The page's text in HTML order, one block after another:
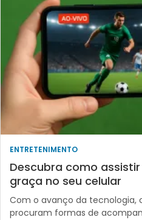
ENTRETENIMENTO
Descubra como
graça no seu celular
Com o avanço da tecnologia,
procuram formas de